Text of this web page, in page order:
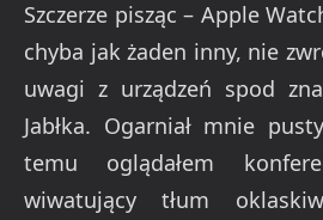
Szczerze pisząc – Apple
chyba jak żaden inny, nie
uwagi z urządzeń spod
Jabłka. Ogarniał mnie
temu oglądałem
wiwatujący tłum